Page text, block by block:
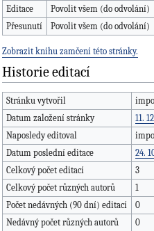
Editace
Povolit všem (do odvolání)
Přesunutí
Povolit všem (do odvolání)
Zobrazit knihu zamčení této stránky.
Historie editací
Stránku vytvořil
Datum založení stránky
11.
Naposledy editoval
Datum poslední editace
24.
Celkový počet editací
3
Celkový počet různých autorů
1
Počet nedávných (90 dní) editací
0
Nedávný počet různých autorů
0